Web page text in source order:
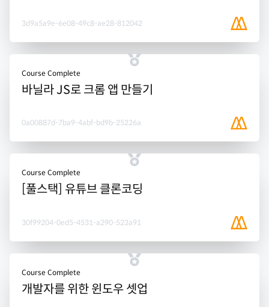
3d9a5a9e-6e08-49c8-ae28-812042
Course Complete
바닐라 JS로 크롬 앱 만들기
0a00887d-7ba9-4abf-bd9b-25226a
Course Complete
[풀스택] 유튜브 클론코딩
30f99204-0ed5-4531-a290-523a91
Course Complete
개발자를 위한 윈도우 셋업